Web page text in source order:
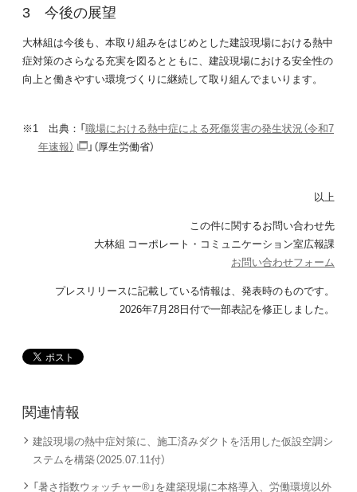
今後の展望
大林組は今後も、本取り組みをはじめとした建設現場における熱中
症対策のさらなる充実を図るとともに、建設現場における安全性の
向上と働きやすい環境づくりに継続して取り組んでまいります。
※1 出典：「職場における熱中症による死傷災害の発生状況（令和7
年速報）
」（厚生労働省）
以上
この件に関するお問い合わせ先
大林組 コーポレート・コミュニケーション室広報課
お問い合わせフォーム
プレスリリースに記載している情報は、 発表時のものです。
2026年7月28日付で一部表記を修正しました。
関連情報
建設現場の熱中症対策に、施工済みダクトを活用した仮設空調シ
ステムを構築（2025.07.11付）
「暑さ指数ウォッチャー®」を建築現場に本格導入、労働環境以外